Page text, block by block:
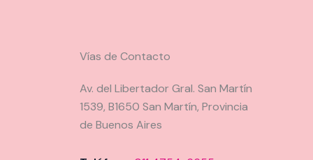
Vías de Contacto
Av. del Libertador Gral. San Martín
1539, B1650 San Martín, Provincia
de Buenos Aires